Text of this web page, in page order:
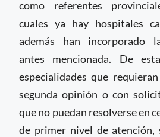
como referentes
cuales ya hay hospitales
además han incorporado
antes mencionada. De
especialidades que
segunda opinión o con
que no puedan resolverse en
de primer nivel de atención,